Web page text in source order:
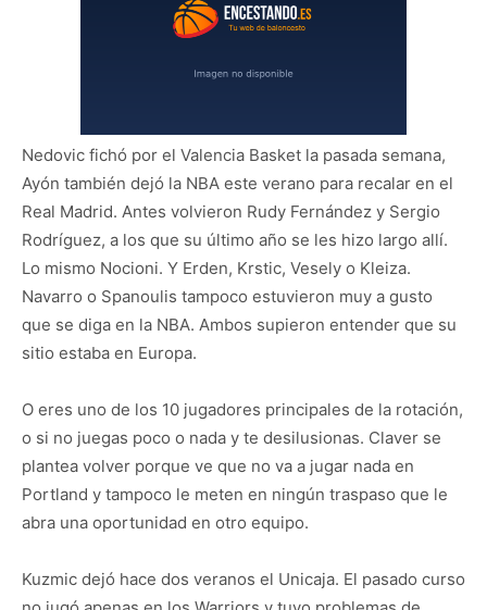
Nedovic fichó por el Valencia Basket la pasada semana,
Ayón también dejó la NBA este verano para recalar en el
Real Madrid. Antes volvieron Rudy Fernández y Sergio
Rodríguez, a los que su último año se les hizo largo allí.
Lo mismo Nocioni. Y Erden, Krstic, Vesely o Kleiza.
Navarro o Spanoulis tampoco estuvieron muy a gusto
que se diga en la NBA. Ambos supieron entender que su
sitio estaba en Europa.
O eres uno de los 10 jugadores principales de la rotación,
o si no juegas poco o nada y te desilusionas. Claver se
plantea volver porque ve que no va a jugar nada en
Portland y tampoco le meten en ningún traspaso que le
abra una oportunidad en otro equipo.
Kuzmic dejó hace dos veranos el Unicaja. El pasado curso